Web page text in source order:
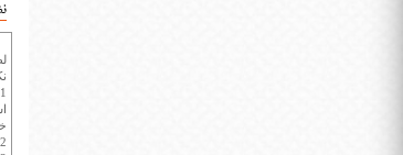
2.از تایپ جملات فارسی با حروف انگلیسی خودداری کنید.